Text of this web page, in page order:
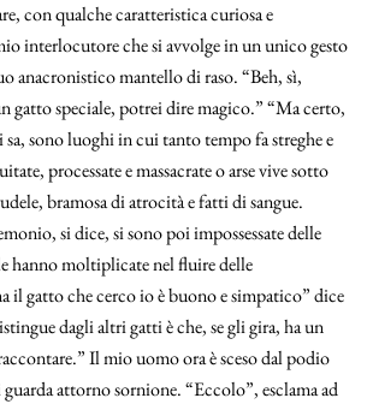
con qualche caratteristica curiosa e
interlocutore che si avvolge in un unico gesto
anacronistico mantello di raso. “Beh, sì,
gatto speciale, potrei dire magico.” “Ma certo,
sa, sono luoghi in cui tanto tempo fa streghe e
processate e massacrate o arse vive sotto
bramosa di atrocità e fatti di sangue.
si dice, si sono poi impossessate delle
hanno moltiplicate nel fluire delle
il gatto che cerco io è buono e simpatico” dice
dagli altri gatti è che, se gli gira, ha un
Il mio uomo ora è sceso dal podio
attorno sornione. “Eccolo”, esclama ad